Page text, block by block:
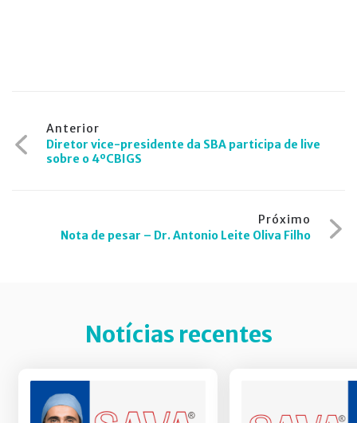
Navegação
de
Anterior
Diretor vice-presidente da SBA participa de live
sobre o 4ºCBIGS
Próximo
Nota de pesar – Dr. Antonio Leite Oliva Filho
Notícias recentes